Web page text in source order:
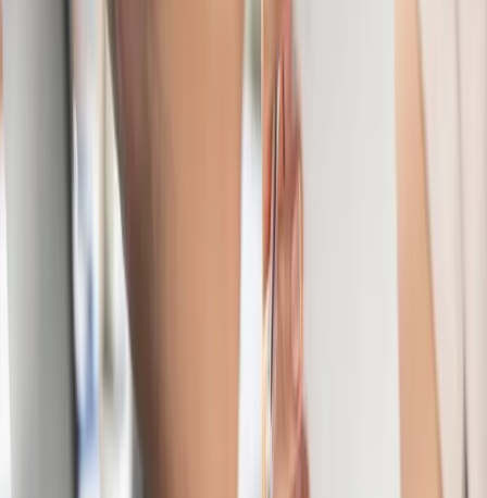
La mayoría de pymes en España trabajan con una gestoría
como único soporte financiero. Y para muchas, durante años,
es suficiente. Pero llega un momento en que la gestoría no
puede dar lo que la empresa necesita. No porque sea mala,
sino porque su función es otra. Este artículo explica la
diferencia real entre ambos servicios y los síntomas que
indican que ha llegado el momento de dar el salto.
Cuánto vale tu empresa: cómo se calcula y por qué
casi siempre te equivocas
Todo empresario tiene una cifra en la cabeza de cuánto vale
su empresa. Y en la mayoría de casos, esa cifra está
equivocada. Unas veces por exceso (porque confunde
facturación con valor), otras por defecto (porque no sabe lo
que su empresa vale realmente para un comprador). Este
artículo explica los métodos de valoración más usados y los